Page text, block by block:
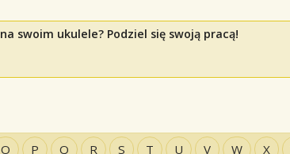
na swoim ukulele? Podziel się swoją pracą!
O P Q R S T U V W X